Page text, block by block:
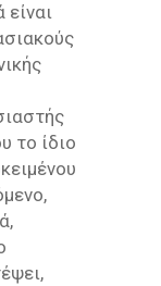
είναι
το ίδιο